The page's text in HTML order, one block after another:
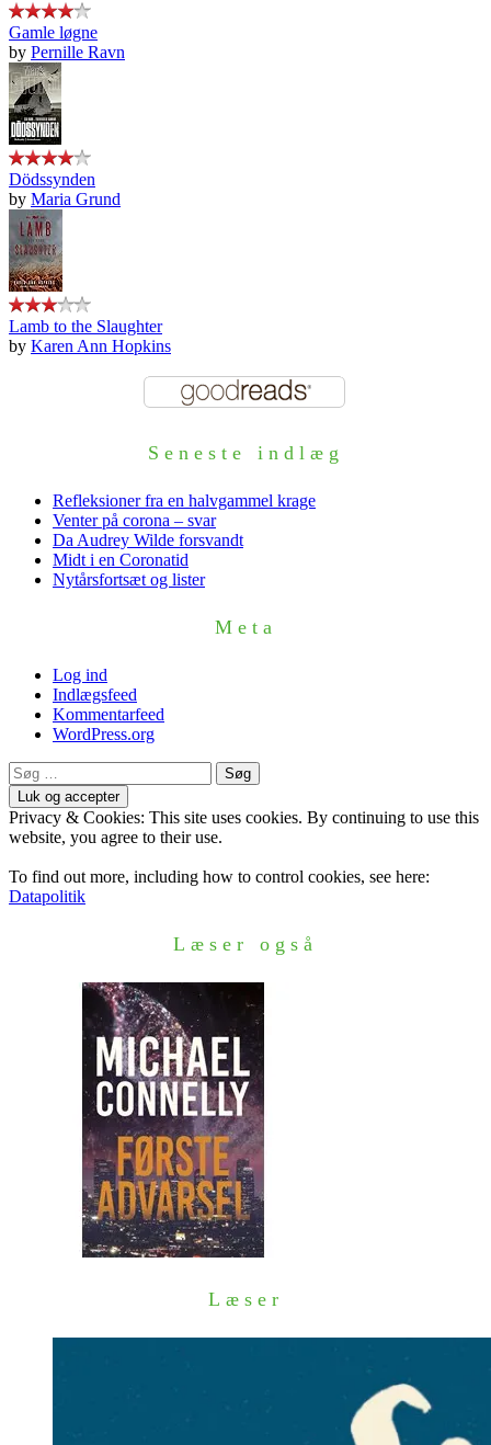
Gamle løgne
by Pernille Ravn
Dödssynden
by Maria Grund
Lamb to the Slaughter
by Karen Ann Hopkins
Seneste indlæg
Refleksioner fra en halvgammel krage
Venter på corona – svar
Da Audrey Wilde forsvandt
Midt i en Coronatid
Nytårsfortsæt og lister
Meta
Log ind
Indlægsfeed
Kommentarfeed
WordPress.org
Søg
efter:
Privacy & Cookies: This site uses cookies. By continuing to use this
website, you agree to their use.
To find out more, including how to control cookies, see here:
Datapolitik
Læser også
Læser